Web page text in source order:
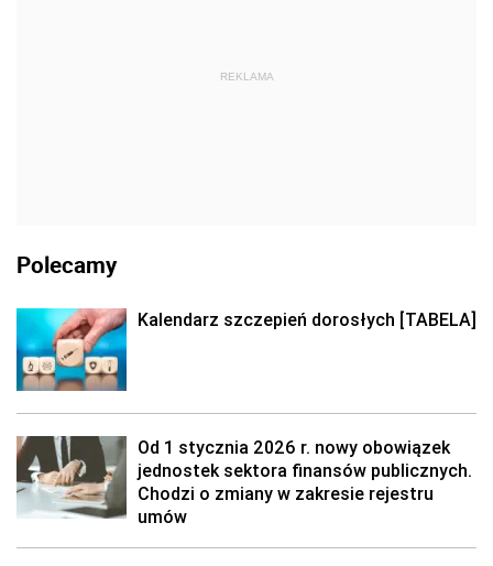
REKLAMA
Polecamy
Kalendarz szczepień dorosłych [TABELA]
Od 1 stycznia 2026 r. nowy obowiązek
jednostek sektora finansów publicznych.
Chodzi o zmiany w zakresie rejestru
umów